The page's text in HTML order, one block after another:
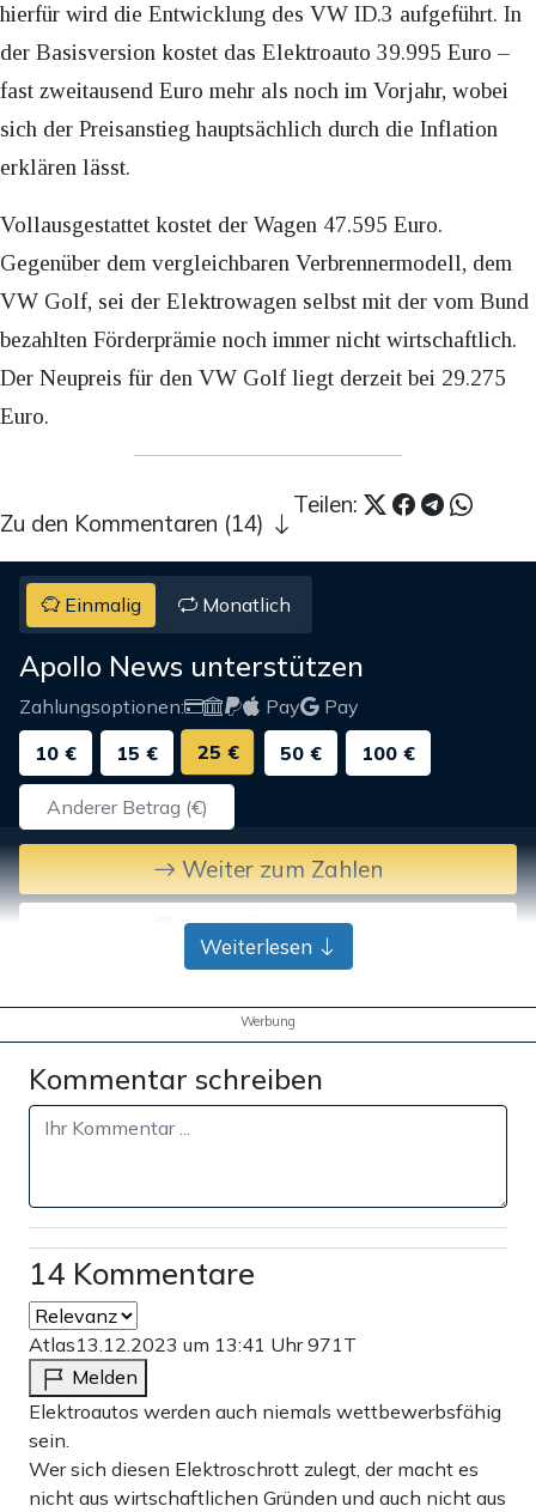
hierfür wird die Entwicklung des VW ID.3 aufgeführt. In
der Basisversion kostet das Elektroauto 39.995 Euro –
fast zweitausend Euro mehr als noch im Vorjahr, wobei
sich der Preisanstieg hauptsächlich durch die Inflation
erklären lässt.
Vollausgestattet kostet der Wagen 47.595 Euro.
Gegenüber dem vergleichbaren Verbrennermodell, dem
VW Golf, sei der Elektrowagen selbst mit der vom Bund
bezahlten Förderprämie noch immer nicht wirtschaftlich.
Der Neupreis für den VW Golf liegt derzeit bei 29.275
Euro.
Teilen:
Zu den Kommentaren (14)
Einmalig Monatlich
Apollo News unterstützen
Zahlungsoptionen: Pay
Pay
10 €
15 € 25 € 50 € 100 €
Weiter zum Zahlen
Bank-Überweisung
Weiterlesen
Werbung
Kommentar schreiben
14 Kommentare
Atlas13.12.2023 um 13:41 Uhr971T
Melden
Elektroautos werden auch niemals wettbewerbsfähig
sein.
Wer sich diesen Elektroschrott zulegt, der macht es
nicht aus wirtschaftlichen Gründen und auch nicht aus